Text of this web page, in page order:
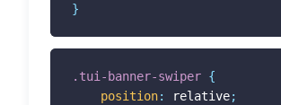
}
.tui-banner-swiper {
position: relative;